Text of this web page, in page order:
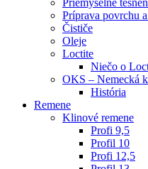
Priemyselné
Príprava povrchu
Čističe
Oleje
Loctite
Niečo o
OKS – Nemecká
História
Remene
Klinové remene
Profi 9,5
Profil 10
Profi 12,5